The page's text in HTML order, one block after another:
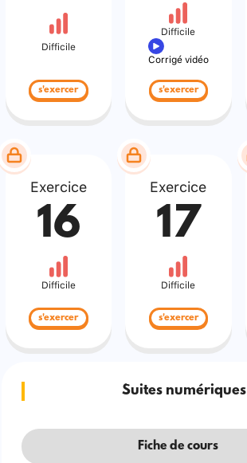
Difficile
s'exercer
Difficile
Corrigé vidéo
s'exercer
Exercice
16
Difficile
s'exercer
Exercice
17
Difficile
s'exercer
Suites numériques
Fiche de cours